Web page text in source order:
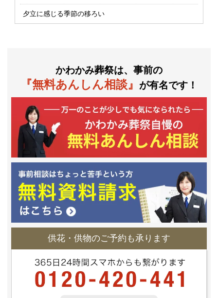
夕立に感じる季節の移ろい
かわかみ葬祭は、事前の
『無料あんしん相談』 が有名です！
供花・供物のご予約も承ります